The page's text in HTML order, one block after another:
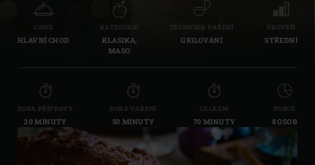
CHOD
HLAVNÍ CHOD
KATEGORIE
KLASIKA,
MASO
TECHNIKA VAŘENÍ
GRILOVÁNÍ
ÚROVEŇ
STŘEDNÍ
DOBA PŘÍPRAVY
20 MINUTY
DOBA VAŘENÍ
50 MINUTY
CELKEM
70 MINUTY
PORCE
8 OSOB